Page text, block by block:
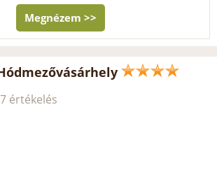
Megnézem >>
értékelés